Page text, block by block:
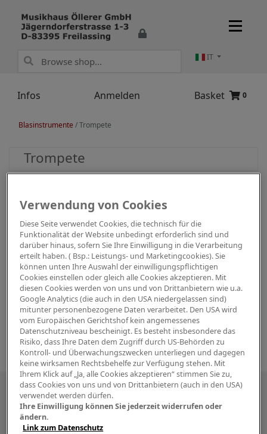
Infos Anmelden Basket 0
IT
Blasinstrumente /Trompete
Trompete
Besuchen Sie uns auch in den sozialen
Medien
Verwendung von Cookies
Diese Seite verwendet Cookies, die technisch für die
Funktionalität der Website unbedingt erforderlich sind und
darüber hinaus, sofern Sie Ihre Einwilligung in die Verarbeitung
erteilt haben. ( Bsp.: Leistungs- und Marketingcookies). Sie
können unten Ihre Auswahl der einwilligungspflichtigen
Cookies einstellen oder gleich alle Cookies akzeptieren. Mit
diesen Cookies werden von uns und von Drittanbietern wie u.a.
Google Analytics (die auch in den USA niedergelassen sind)
mitunter personenbezogene Daten verarbeitet. Den USA wird
vom Europäischen Gerichtshof kein angemessenes
Datenschutzniveau bescheinigt. Es besteht insbesondere das
Risiko, dass Ihre Daten dem Zugriff durch US-Behörden zu
Kontroll- und Überwachungszwecken unterliegen und dagegen
keine wirksamen Rechtsbehelfe zur Verfügung stehen. Mit
Ihrem Klick auf „Ja, alle Cookies akzeptieren“ stimmen Sie zu,
dass Cookies von uns und von Drittanbietern (auch in den USA)
verwendet werden dürfen.
Ihre Einwilligung können Sie jederzeit widerrufen oder
ändern.
Link zum Datenschutz